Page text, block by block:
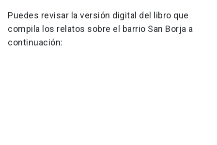
Puedes revisar la versión digital del libro que
compila los relatos sobre el barrio San Borja a
continuación: